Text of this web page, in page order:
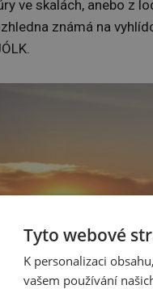
ve skalách, anebo z
známá na
Tyto webové
K personalizaci
vašem používání